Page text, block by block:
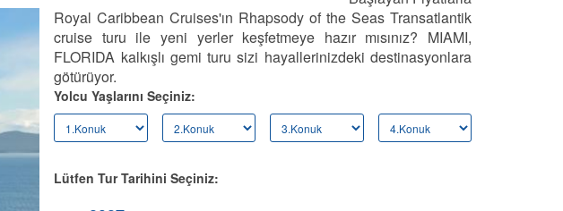
Royal Caribbean Cruises'ın Rhapsody of the Seas Transatlantik
cruise turu ile yeni yerler keşfetmeye hazır mısınız? MIAMI,
FLORIDA kalkışlı gemi turu sizi hayallerinizdeki destinasyonlara
götürüyor.
Yolcu Yaşlarını Seçiniz:
Lütfen Tur Tarihini Seçiniz: